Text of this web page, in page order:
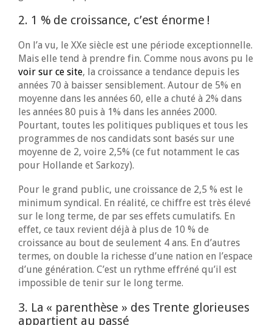
2. 1 % de croissance, c’est énorme !
On l’a vu, le XXe siècle est une période exceptionnelle.
Mais elle tend à prendre fin. Comme nous avons pu le
voir sur ce site, la croissance a tendance depuis les
années 70 à baisser sensiblement. Autour de 5% en
moyenne dans les années 60, elle a chuté à 2% dans
les années 80 puis à 1% dans les années 2000.
Pourtant, toutes les politiques publiques et tous les
programmes de nos candidats sont basés sur une
moyenne de 2, voire 2,5% (ce fut notamment le cas
pour Hollande et Sarkozy).
Pour le grand public, une croissance de 2,5 % est le
minimum syndical. En réalité, ce chiffre est très élevé
sur le long terme, de par ses effets cumulatifs. En
effet, ce taux revient déjà à plus de 10 % de
croissance au bout de seulement 4 ans. En d’autres
termes, on double la richesse d’une nation en l’espace
d’une génération. C’est un rythme effréné qu’il est
impossible de tenir sur le long terme.
3. La « parenthèse » des Trente glorieuses
appartient au passé